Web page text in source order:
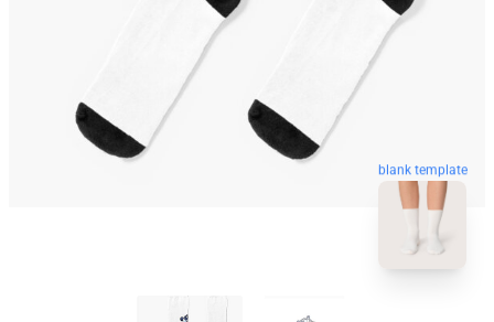
blank template